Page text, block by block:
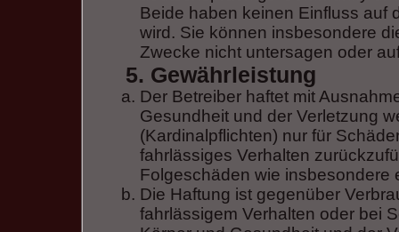
Beide haben keinen Einfluss auf
wird. Sie können insbesondere
Zwecke nicht untersagen oder
5. Gewährleistung
Der Betreiber haftet mit
Gesundheit und der Verletzung
(Kardinalpflichten) nur für
fahrlässiges Verhalten
Folgeschäden wie insbesondere
Die Haftung ist gegenüber
fahrlässigem Verhalten oder bei